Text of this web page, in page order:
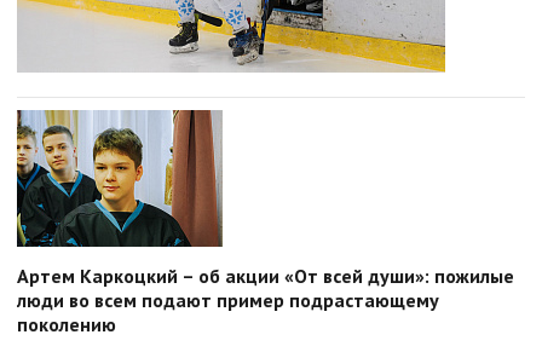
Артем Каркоцкий – об акции «От всей души»: пожилые
люди во всем подают пример подрастающему
поколению